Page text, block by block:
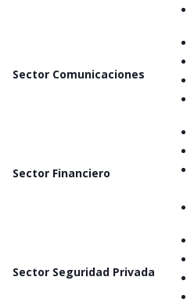
Sector Comunicaciones
Sector Financiero
Sector Seguridad Privada